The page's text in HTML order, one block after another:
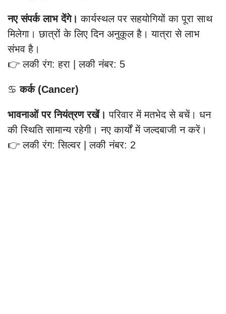
नए संपर्क लाभ देंगे। कार्यस्थल पर सहयोगियों का पूरा साथ
मिलेगा। छात्रों के लिए दिन अनुकूल है। यात्रा से लाभ
संभव है।
👉 लकी रंग: हरा | लकी नंबर: 5
♋कर्क (Cancer)
भावनाओं पर नियंत्रण रखें। परिवार में मतभेद से बचें। धन
की स्थिति सामान्य रहेगी। नए कार्यों में जल्दबाजी न करें।
👉 लकी रंग: सिल्वर | लकी नंबर: 2